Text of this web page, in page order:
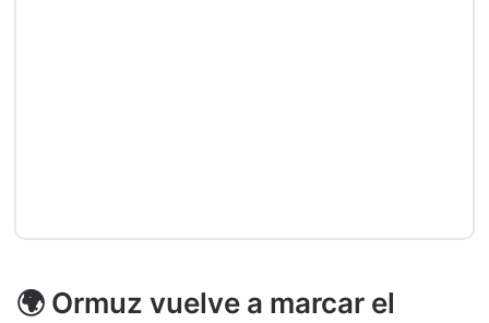
🌍 Ormuz vuelve a marcar el